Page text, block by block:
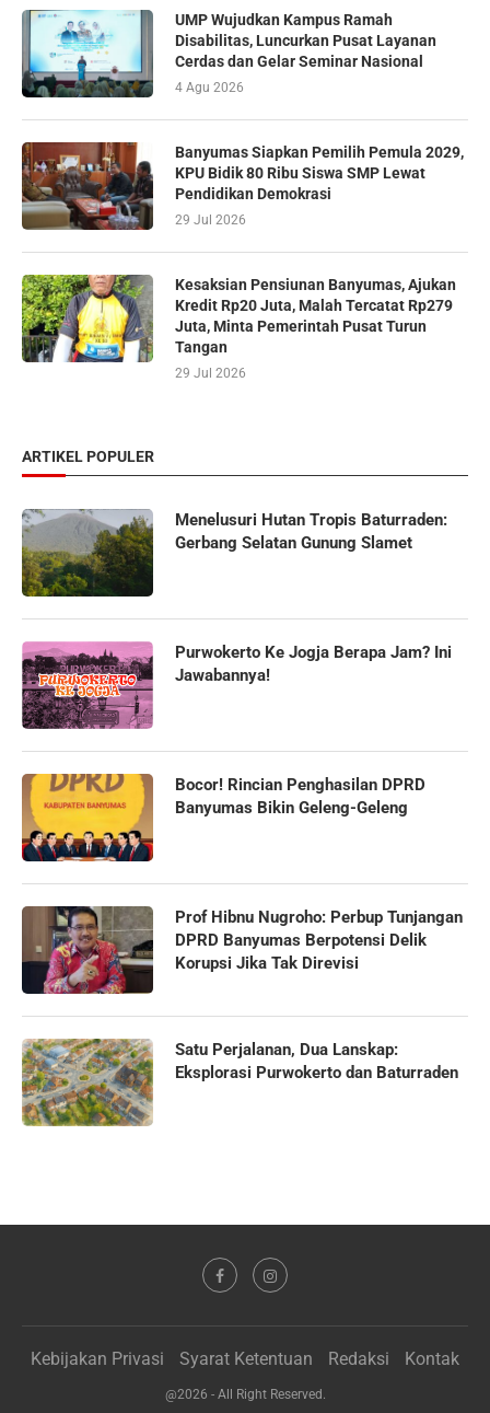
UMP Wujudkan Kampus Ramah
Disabilitas, Luncurkan Pusat Layanan
Cerdas dan Gelar Seminar Nasional
4 Agu 2026
Banyumas Siapkan Pemilih Pemula 2029,
KPU Bidik 80 Ribu Siswa SMP Lewat
Pendidikan Demokrasi
29 Jul 2026
Kesaksian Pensiunan Banyumas, Ajukan
Kredit Rp20 Juta, Malah Tercatat Rp279
Juta, Minta Pemerintah Pusat Turun
Tangan
29 Jul 2026
ARTIKEL POPULER
Menelusuri Hutan Tropis Baturraden:
Gerbang Selatan Gunung Slamet
Purwokerto Ke Jogja Berapa Jam? Ini
Jawabannya!
Bocor! Rincian Penghasilan DPRD
Banyumas Bikin Geleng-Geleng
Prof Hibnu Nugroho: Perbup Tunjangan
DPRD Banyumas Berpotensi Delik
Korupsi Jika Tak Direvisi
Satu Perjalanan, Dua Lanskap:
Eksplorasi Purwokerto dan Baturraden
Kebijakan Privasi Syarat Ketentuan Redaksi Kontak
@2026 - All Right Reserved.